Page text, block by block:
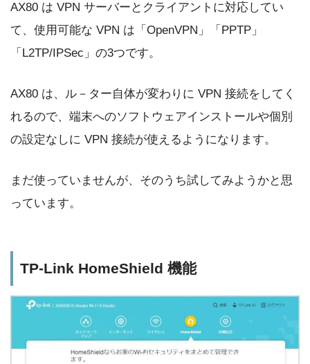
AX80 は VPN サーバーとクライアントに対応してい
て、使用可能な VPN は「OpenVPN」「PPTP」
「L2TP/IPSec」の3つです。
AX80 は、ル－ター自体が変わりに VPN 接続をしてく
れるので、端末へのソフトウェアインストールや個別
の設定なしに VPN 接続が使えるようになります。
まだ使っていませんが、そのうち試してみようかと思
っています。
TP-Link HomeShield 機能